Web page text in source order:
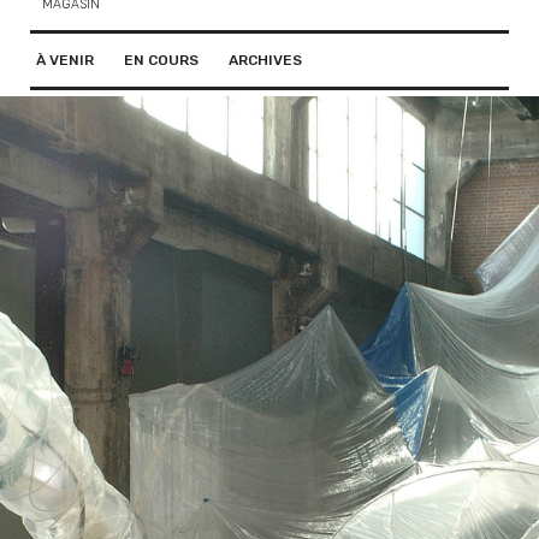
MAGASIN
À VENIR EN COURS ARCHIVES